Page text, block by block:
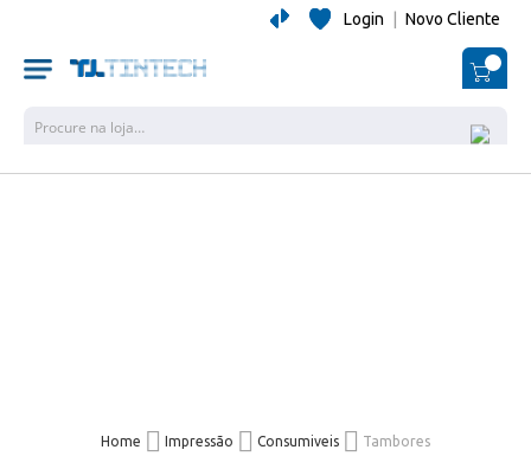
Login Novo Cliente
O
Home Impressão Consumiveis Tambores